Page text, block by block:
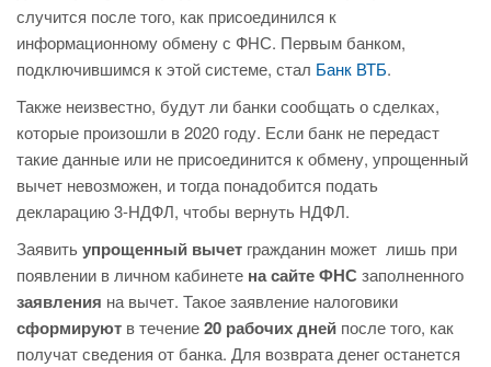
случится после того, как присоединился к
информационному обмену с ФНС. Первым банком,
подключившимся к этой системе, стал Банк ВТБ.
Также неизвестно, будут ли банки сообщать о сделках,
которые произошли в 2020 году. Если банк не передаст
такие данные или не присоединится к обмену, упрощенный
вычет невозможен, и тогда понадобится подать
декларацию 3-НДФЛ, чтобы вернуть НДФЛ.
Заявитьупрощенный вычет гражданин может лишь при
появлении в личном кабинете на сайте ФНСзаполненного
заявления на вычет. Такое заявление налоговики
сформируют в течение20 рабочих дней после того, как
получат сведения от банка. Для возврата денег останется